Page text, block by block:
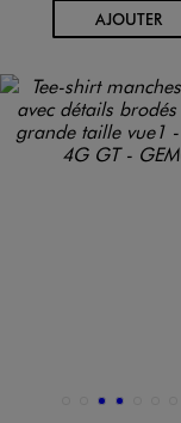
AJOUTER
Disponible en 8
BLANC STANDARD
BLEUBLEU